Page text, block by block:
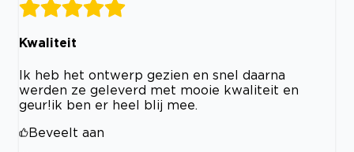
Kwaliteit
Ik heb het ontwerp gezien en snel daarna
werden ze geleverd met mooie kwaliteit en
geur!ik ben er heel blij mee.
Beveelt aan